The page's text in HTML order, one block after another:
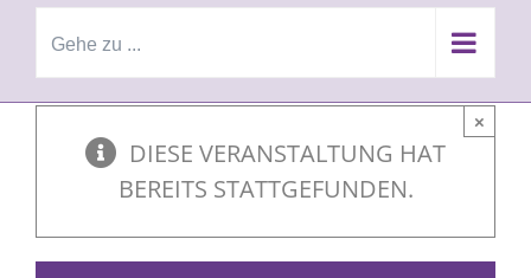
Gehe zu ...
DIESE VERANSTALTUNG HAT
BEREITS STATTGEFUNDEN.
×